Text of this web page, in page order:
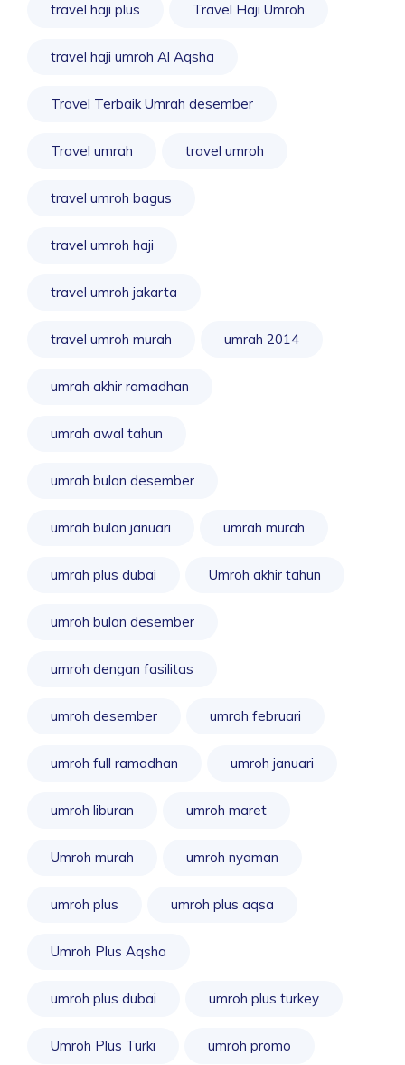
travel haji plus Travel Haji Umroh
travel haji umroh Al Aqsha
Travel Terbaik Umrah desember
Travel umrah travel umroh
travel umroh bagus
travel umroh haji
travel umroh jakarta
travel umroh murah umrah 2014
umrah akhir ramadhan
umrah awal tahun
umrah bulan desember
umrah bulan januari umrah murah
umrah plus dubai Umroh akhir tahun
umroh bulan desember
umroh dengan fasilitas
umroh desember umroh februari
umroh full ramadhan umroh januari
umroh liburan umroh maret
Umroh murah umroh nyaman
umroh plus umroh plus aqsa
Umroh Plus Aqsha
umroh plus dubai umroh plus turkey
Umroh Plus Turki umroh promo